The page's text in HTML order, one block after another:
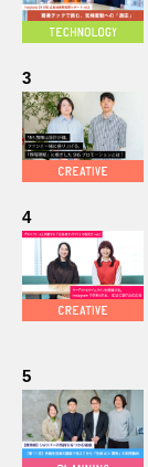
3
4
5